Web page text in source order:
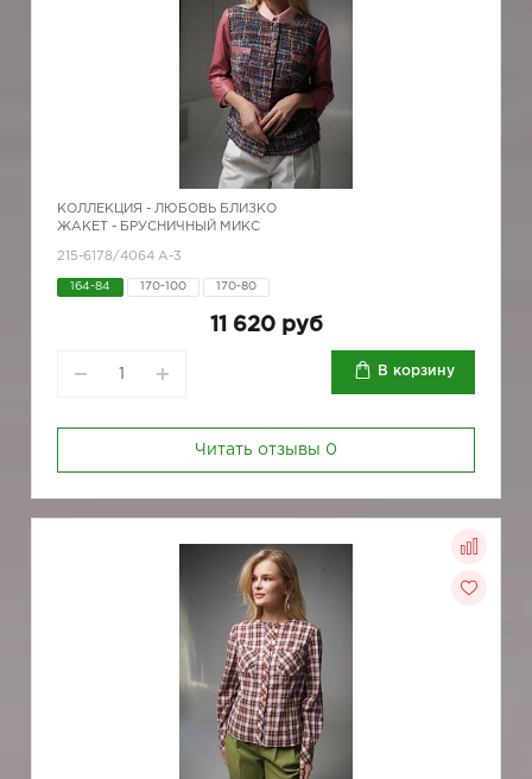
КОЛЛЕКЦИЯ - ЛЮБОВЬ БЛИЗКО
ЖАКЕТ - БРУСНИЧНЫЙ МИКС
215-6178/4064 А-3
164-84 170-100 170-80
11 620 руб
В корзину
Читать отзывы 0